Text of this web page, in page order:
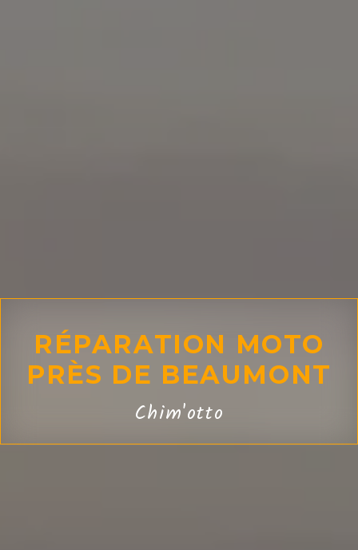
RÉPARATION MOTO
PRÈS DE BEAUMONT
Chim'otto